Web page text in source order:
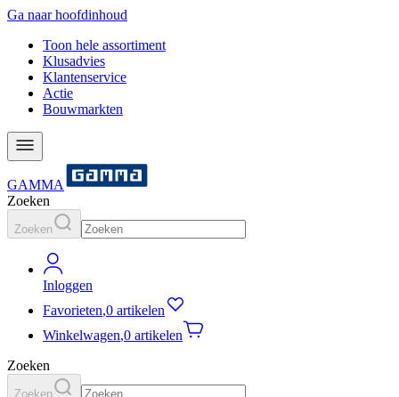
Ga naar hoofdinhoud
Toon hele assortiment
Klusadvies
Klantenservice
Actie
Bouwmarkten
GAMMA
Zoeken
Zoeken
Inloggen
Favorieten,0 artikelen
Winkelwagen,0 artikelen
Zoeken
Zoeken